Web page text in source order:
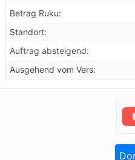
Betrag Ruku:
Standort:
Auftrag absteigend:
Ausgehend vom Vers: